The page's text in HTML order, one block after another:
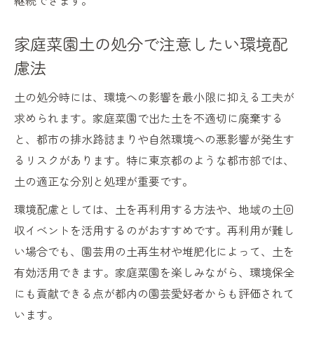
家庭菜園土の処分で注意したい環境配
慮法
土の処分時には、環境への影響を最小限に抑える工夫が
求められます。家庭菜園で出た土を不適切に廃棄する
と、都市の排水路詰まりや自然環境への悪影響が発生す
るリスクがあります。特に東京都のような都市部では、
土の適正な分別と処理が重要です。
環境配慮としては、土を再利用する方法や、地域の土回
収イベントを活用するのがおすすめです。再利用が難し
い場合でも、園芸用の土再生材や堆肥化によって、土を
有効活用できます。家庭菜園を楽しみながら、環境保全
にも貢献できる点が都内の園芸愛好者からも評価されて
います。